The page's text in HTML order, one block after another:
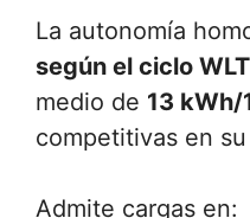
La autonomía
según el ciclo
medio de 13 kWh/
competitivas en
Admite cargas en: